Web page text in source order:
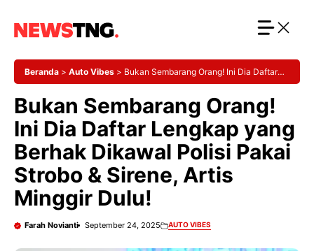
Beranda > Auto Vibes > Bukan Sembarang Orang! Ini Dia Daftar
Minggir Dulu!
Bukan Sembarang Orang!
Ini Dia Daftar Lengkap yang
Berhak Dikawal Polisi Pakai
Strobo & Sirene, Artis
Minggir Dulu!
Farah Novianti September 24, 2025 AUTO VIBES